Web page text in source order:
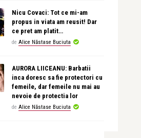
Nicu Covaci: Tot ce mi-am
propus in viata am reusit! Dar
ce pret am platit…
de Alice Năstase Buciuta
AURORA LIICEANU: Barbatii
inca doresc sa fie protectori cu
femeile, dar femeile nu mai au
nevoie de protectia lor
de Alice Năstase Buciuta